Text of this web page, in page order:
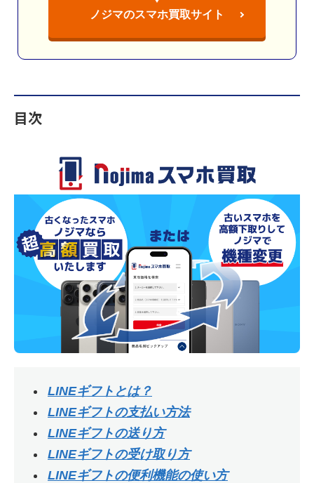
ノジマのスマホ買取サイト
目次
LINEギフトとは？
LINEギフトの支払い方法
LINEギフトの送り方
LINEギフトの受け取り方
LINEギフトの便利機能の使い方